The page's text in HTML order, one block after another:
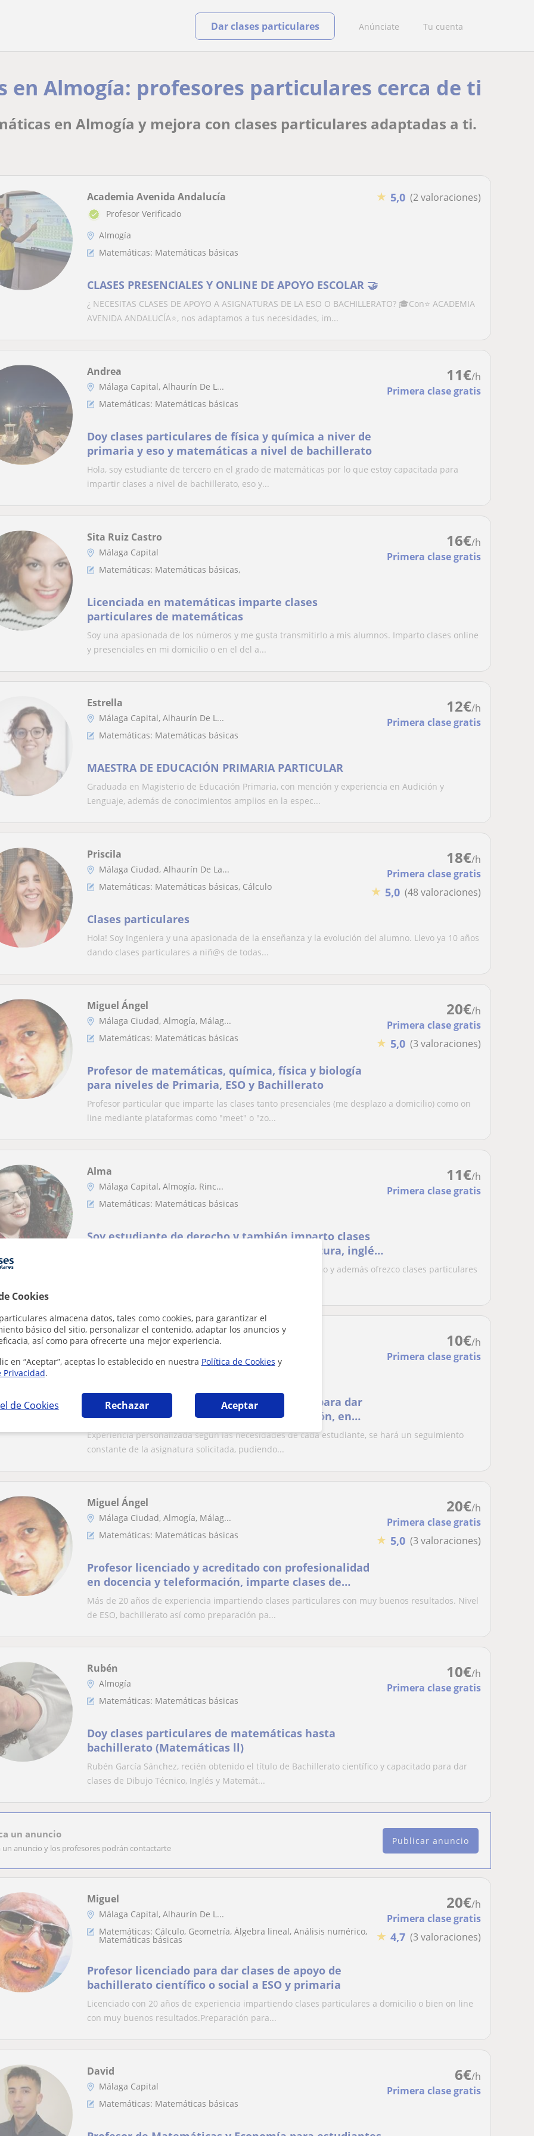
Cookies
almacena datos, tales como cookies, para garantizar el
básico del sitio, personalizar el contenido, adaptar los anuncios y
así como para ofrecerte una mejor experiencia.
en “Aceptar”, aceptas lo establecido en nuestra Política de Cookies y
Privacidad.
de Cookies Rechazar Aceptar
Anúnciate Tu cuenta
Dar clases particulares
en Almogía: profesores particulares cerca de ti
en Almogía y mejora con clases particulares adaptadas a ti.
★ 5,0 (2 valoraciones)
Academia Avenida Andalucía
Profesor Verificado
Almogía
Matemáticas: Matemáticas básicas
CLASES PRESENCIALES Y ONLINE DE APOYO ESCOLAR 🤝
¿ NECESITAS CLASES DE APOYO A ASIGNATURAS DE LA ESO O BACHILLERATO? 🎓Con⭐ ACADEMIA
AVENIDA ANDALUCÍA⭐, nos adaptamos a tus necesidades, im...
11€/h
Primera clase gratis
Andrea
Málaga Capital, Alhaurín De L...
Matemáticas: Matemáticas básicas
Doy clases particulares de física y química a niver de
primaria y eso y matemáticas a nivel de bachillerato
Hola, soy estudiante de tercero en el grado de matemáticas por lo que estoy capacitada para
impartir clases a nivel de bachillerato, eso y...
16€/h
Primera clase gratis
Sita Ruiz Castro
Málaga Capital
Matemáticas: Matemáticas básicas,
Licenciada en matemáticas imparte clases
particulares de matemáticas
Soy una apasionada de los números y me gusta transmitirlo a mis alumnos. Imparto clases online
y presenciales en mi domicilio o en el del a...
12€/h
Primera clase gratis
Estrella
Málaga Capital, Alhaurín De L...
Matemáticas: Matemáticas básicas
MAESTRA DE EDUCACIÓN PRIMARIA PARTICULAR
Graduada en Magisterio de Educación Primaria, con mención y experiencia en Audición y
Lenguaje, además de conocimientos amplios en la espec...
18€/h
Primera clase gratis
★ 5,0 (48 valoraciones)
Priscila
Málaga Ciudad, Alhaurín De La...
Matemáticas: Matemáticas básicas, Cálculo
Clases particulares
Hola! Soy Ingeniera y una apasionada de la enseñanza y la evolución del alumno. Llevo ya 10 años
dando clases particulares a niñ@s de todas...
20€/h
Primera clase gratis
★ 5,0 (3 valoraciones)
Miguel Ángel
Málaga Ciudad, Almogía, Málag...
Matemáticas: Matemáticas básicas
Profesor de matemáticas, química, física y biología
para niveles de Primaria, ESO y Bachillerato
Profesor particular que imparte las clases tanto presenciales (me desplazo a domicilio) como on
line mediante plataformas como "meet" o "zo...
11€/h
Primera clase gratis
Alma
Málaga Capital, Almogía, Rinc...
Matemáticas: Matemáticas básicas
Soy estudiante de derecho y también imparto clases
de matemáticas, lengua castellana y literatura, inglés,
Mi nombre es Alma, actualmente soy estudiante de derecho y además ofrezco clases particulares
10€/h
Primera clase gratis
Andrés
Matemáticas: Matemáticas básicas
Estudiante de ingeniería electrónica, apto para dar
clases de matemáticas, física y programación, en
Málaga.
Experiencia personalizada según las necesidades de cada estudiante, se hará un seguimiento
constante de la asignatura solicitada, pudiendo...
20€/h
Primera clase gratis
★ 5,0 (3 valoraciones)
Miguel Ángel
Málaga Ciudad, Almogía, Málag...
Matemáticas: Matemáticas básicas
Profesor licenciado y acreditado con profesionalidad
en docencia y teleformación, imparte clases de
matemáticas
Más de 20 años de experiencia impartiendo clases particulares con muy buenos resultados. Nivel
de ESO, bachillerato así como preparación pa...
10€/h
Primera clase gratis
Rubén
Almogía
Matemáticas: Matemáticas básicas
Doy clases particulares de matemáticas hasta
bachillerato (Matemáticas ll)
Rubén García Sánchez, recién obtenido el título de Bachillerato científico y capacitado para dar
clases de Dibujo Técnico, Inglés y Matemát...
un anuncio
un anuncio y los profesores podrán contactarte
Publicar anuncio
20€/h
Primera clase gratis
★ 4,7 (3 valoraciones)
Miguel
Málaga Capital, Alhaurín De L...
Matemáticas: Cálculo, Geometría, Álgebra lineal, Análisis numérico,
Matemáticas básicas
Profesor licenciado para dar clases de apoyo de
bachillerato científico o social a ESO y primaria
Licenciado con 20 años de experiencia impartiendo clases particulares a domicilio o bien on line
con muy buenos resultados.Preparación para...
6€/h
Primera clase gratis
David
Málaga Capital
Matemáticas: Matemáticas básicas